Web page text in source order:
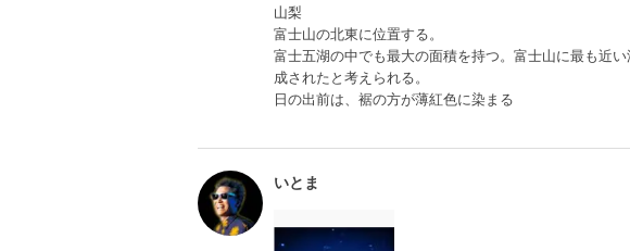
山梨
富士山の北東に位置する。
富士五湖の中でも最大の面積を持つ。富士山に最も近
成されたと考えられる。
日の出前は、裾の方が薄紅色に染まる
いとま